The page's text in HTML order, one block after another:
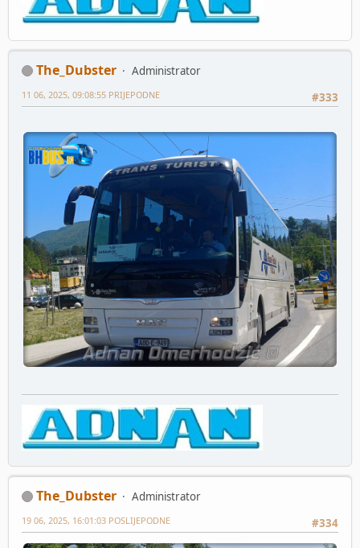
The_Dubster
Administrator
#333
11 06, 2025, 09:08:55 PRIJEPODNE
The_Dubster
Administrator
#334
19 06, 2025, 16:01:03 POSLIJEPODNE